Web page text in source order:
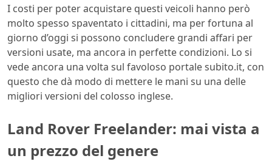
I costi per poter acquistare questi veicoli hanno però
molto spesso spaventato i cittadini, ma per fortuna al
giorno d’oggi si possono concludere grandi affari per
versioni usate, ma ancora in perfette condizioni. Lo si
vede ancora una volta sul favoloso portale subito.it, con
questo che dà modo di mettere le mani su una delle
migliori versioni del colosso inglese.
Land Rover Freelander: mai vista a
un prezzo del genere